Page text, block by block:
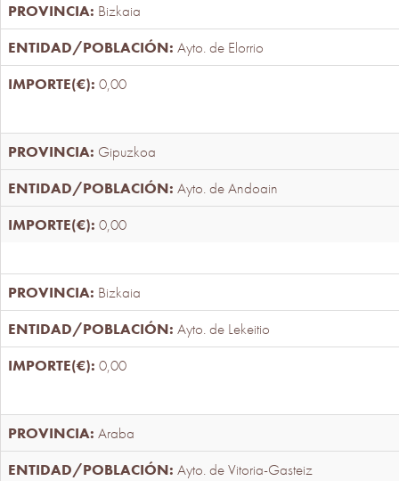
Bizkaia
Ayto. de Elorrio
0,00
Gipuzkoa
Ayto. de Andoain
0,00
Bizkaia
Ayto. de Lekeitio
0,00
Araba
Ayto. de Vitoria-Gasteiz